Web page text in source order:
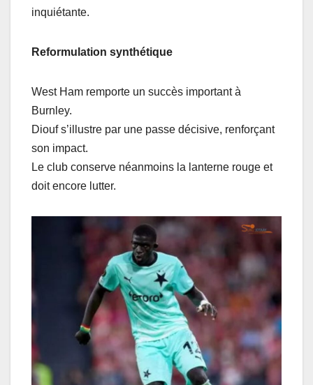
inquiétante.
Reformulation synthétique
West Ham remporte un succès important à
Burnley.
Diouf s’illustre par une passe décisive, renforçant
son impact.
Le club conserve néanmoins la lanterne rouge et
doit encore lutter.